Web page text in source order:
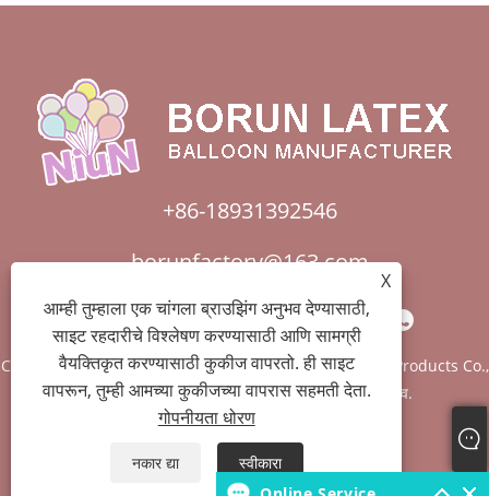
+86-18931392546
borunfactory@163.com
Copyright © 2022 China Hebei Xiongxian Borun Latex Products Co.,
LTD. - बलून आर्च, बोबो बलून, लेटेक्स बलून - सर्व हक्क राखीव.
Sitemap RSS
X
आम्ही तुम्हाला एक चांगला ब्राउझिंग अनुभव देण्यासाठी,
साइट रहदारीचे विश्लेषण करण्यासाठी आणि सामग्री
वैयक्तिकृत करण्यासाठी कुकीज वापरतो. ही साइट
वापरून, तुम्ही आमच्या कुकीजच्या वापरास सहमती देता.
गोपनीयता धोरण
नकार द्या
स्वीकारा